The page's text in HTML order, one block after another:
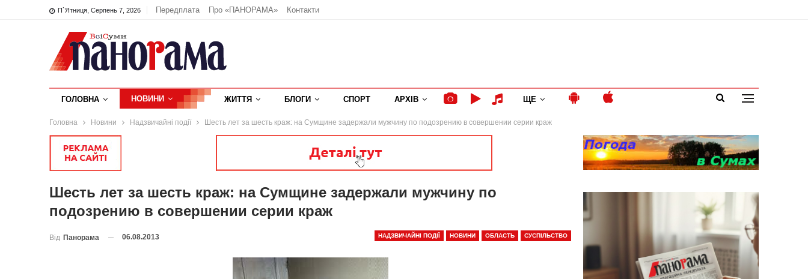
П`ятниця, Серпень 7, 2026 Передплата Про «ПАНОРАМА» Контакти
ГОЛОВНА НОВИНИ ЖИТТЯ БЛОГИ СПОРТ АРХІВ ЩЕ
Головна Новини Надзвичайні події Шесть лет за шесть краж: на Сумщине задержали мужчину по подозрению в совершении серии краж
Шесть лет за шесть краж: на Сумщине задержали мужчину по
подозрению в совершении серии краж
НАДЗВИЧАЙНІ ПОДІЇ НОВИНИ ОБЛАСТЬ СУСПІЛЬСТВО
Від Панорама 06.08.2013